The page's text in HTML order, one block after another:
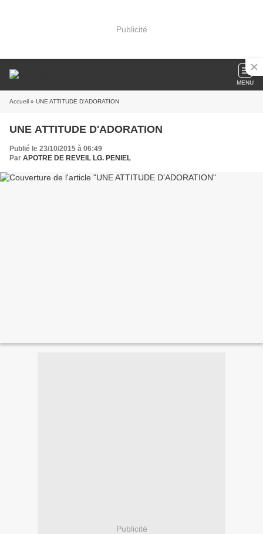
Publicité
MENU
Accueil » UNE ATTITUDE D'ADORATION
UNE ATTITUDE D'ADORATION
Publié le 23/10/2015 à 06:49
Par APOTRE DE REVEIL LG. PENIEL
Publicité